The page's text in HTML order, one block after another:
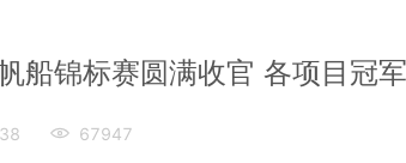
船锦标赛圆满收官 各项目冠
 67947